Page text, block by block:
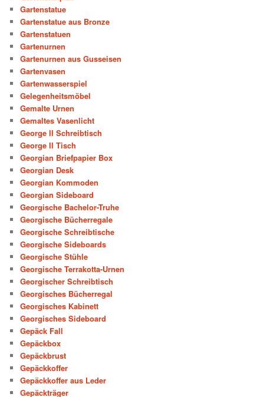
Gartenstatue
Gartenstatue aus Bronze
Gartenstatuen
Gartenurnen
Gartenurnen aus Gusseisen
Gartenvasen
Gartenwasserspiel
Gelegenheitsmöbel
Gemalte Urnen
Gemaltes Vasenlicht
George II Schreibtisch
George II Tisch
Georgian Briefpapier Box
Georgian Desk
Georgian Kommoden
Georgian Sideboard
Georgische Bachelor-Truhe
Georgische Bücherregale
Georgische Schreibtische
Georgische Sideboards
Georgische Stühle
Georgische Terrakotta-Urnen
Georgischer Schreibtisch
Georgisches Bücherregal
Georgisches Kabinett
Georgisches Sideboard
Gepäck Fall
Gepäckbox
Gepäckbrust
Gepäckkoffer
Gepäckkoffer aus Leder
Gepäckträger